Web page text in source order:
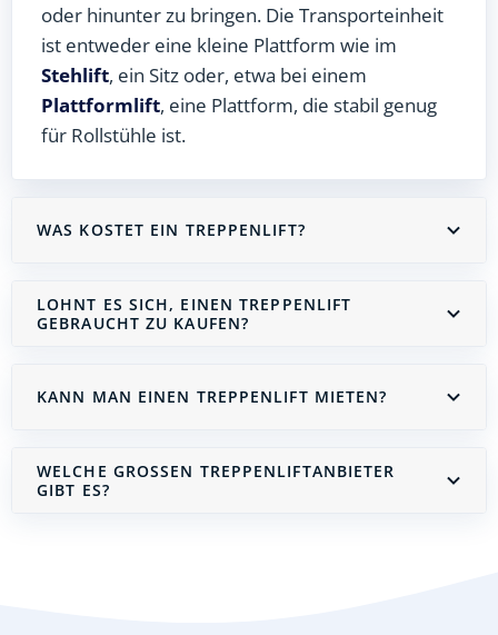
oder hinunter zu bringen. Die Transporteinheit
ist entweder eine kleine Plattform wie im
Stehlift, ein Sitz oder, etwa bei einem
Plattformlift, eine Plattform, die stabil genug
für Rollstühle ist.
WAS KOSTET EIN TREPPENLIFT?
LOHNT ES SICH, EINEN TREPPENLIFT
GEBRAUCHT ZU KAUFEN?
KANN MAN EINEN TREPPENLIFT MIETEN?
WELCHE GROSSEN TREPPENLIFTANBIETER G
IBT ES?